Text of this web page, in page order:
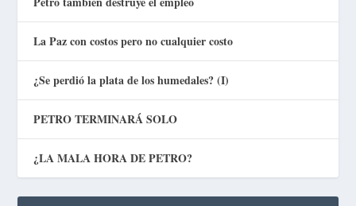
La Paz con costos pero no cualquier costo
¿Se perdió la plata de los humedales? (I)
PETRO TERMINARÁ SOLO
¿LA MALA HORA DE PETRO?